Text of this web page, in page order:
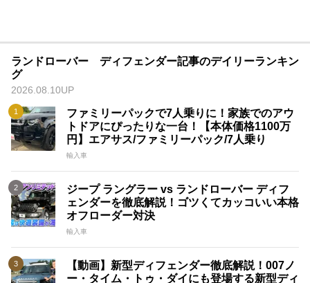
ランドローバー ディフェンダー記事のデイリーランキン
グ
2026.08.10UP
ファミリーパックで7人乗りに！家族でのアウ
トドアにぴったりな一台！【本体価格1100万
円】エアサス/ファミリーパック/7人乗り
輸入車
ジープ ラングラー vs ランドローバー ディフ
ェンダーを徹底解説！ゴツくてカッコいい本格
オフローダー対決
輸入車
【動画】新型ディフェンダー徹底解説！007ノ
ー・タイム・トゥ・ダイにも登場する新型ディ